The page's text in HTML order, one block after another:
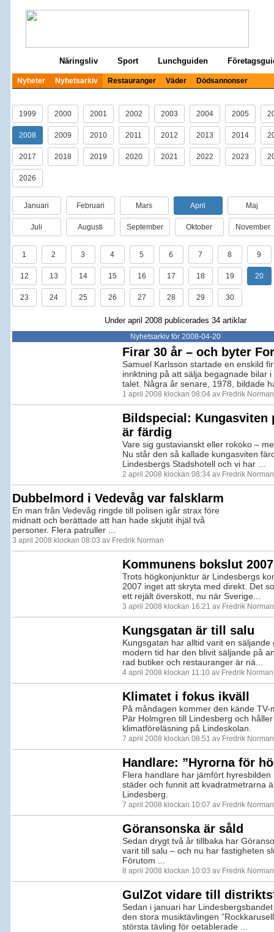
Näringsliv Sport Lunchguiden
Nyheter Nyhetsarkiv Restauranger Väder Dödsannonser
1999 2000 2001 2002 2003 2004 2005
2008 2009 2010 2011 2012 2013 2014
2017 2018 2019 2020 2021 2022 2023
2026
Januari Februari Mars April Maj
Juli Augusti September Oktober November
1 2 3 4 5 6 7 8 9
12 13 14 15 16 17 18 19 20
23 24 25 26 27 28 29 30
Under april 2008 publicerades 34 artiklar
Nyhetsarkiv för 2008-04-20
Firar 30 år – och byter
Samuel Karlsson startade en enskild
inriktning på att sälja begagnade bilar
talet. Några år senare, 1978, bildade
1 april 2008 klockan 08:04 av Fredrik Norman
Bildspecial: Kungasviten
är färdig
Vare sig gustavianskt eller rokoko –
Nu står den så kallade kungasviten
Lindesbergs Stadshotell och vi har ...
2 april 2008 klockan 08:34 av Fredrik Norman
Dubbelmord i Vedevåg var falsklarm
En man från Vedevåg ringde till polisen igår strax före
midnatt och berättade att han hade skjutit ihjäl två
personer. Flera patruller ...
3 april 2008 klockan 08:03 av Fredrik Norman
Kommunens bokslut 2007
Trots högkonjunktur är Lindesbergs
2007 inget att skryta med direkt. Det
ett rejält överskott, nu när Sverige...
3 april 2008 klockan 16:21 av Fredrik Norman
Kungsgatan är till salu
Kungsgatan har alltid varit en säljande
modern tid har den blivit säljande på
rad butiker och restauranger är nä...
4 april 2008 klockan 11:10 av Fredrik Norman
Klimatet i fokus ikväll
På måndagen kommer den kände TV-
Pär Holmgren till Lindesberg och
klimatföreläsning på Lindeskolan.
7 april 2008 klockan 08:51 av Fredrik Norman
Handlare: ”Hyrorna för
Flera handlare har jämfört hyresbilden
städer och funnit att kvadratmetrarna
Lindesberg.
7 april 2008 klockan 10:07 av Fredrik Norman
Göransonska är såld
Sedan drygt två år tillbaka har
varit till salu – och nu har fastigheten
Förutom ...
8 april 2008 klockan 10:03 av Fredrik Norman
GulZot vidare till
Sedan i januari har
den stora musiktävlingen
största tävling för oetablerade ...